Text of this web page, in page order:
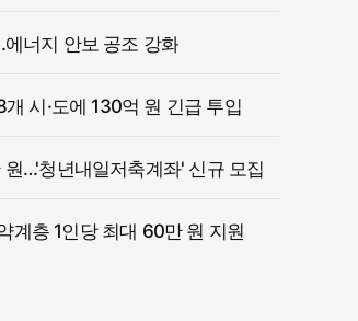
너지 안보 공조 강화
시·도에 130억 원 긴급 투입
…'청년내일저축계좌' 신규 모집
계층 1인당 최대 60만 원 지원